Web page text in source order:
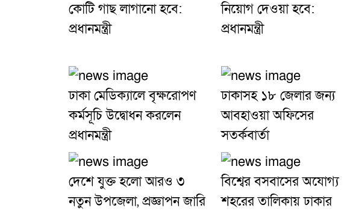
কোটি গাছ লাগানো হবে:
প্রধানমন্ত্রী
নিয়োগ দেওয়া হবে:
প্রধানমন্ত্রী
ঢাকা মেডিক্যালে বৃক্ষরোপণ
কর্মসূচি উদ্বোধন করলেন
প্রধানমন্ত্রী
ঢাকাসহ ১৮ জেলার জন্য
আবহাওয়া অফিসের
সতর্কবার্তা
দেশে যুক্ত হলো আরও ৩
নতুন উপজেলা, প্রজ্ঞাপন জারি
বিশ্বের বসবাসের অযোগ্য
শহরের তালিকায় ঢাকার